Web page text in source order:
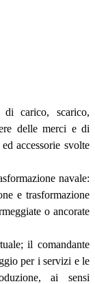
carico, scarico,
delle merci e di
accessorie svolte
navale:
e trasformazione
o ancorate
il comandante
per i servizi e le
ai sensi